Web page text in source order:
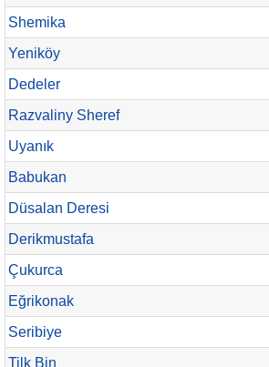
Shemika
Yeniköy
Dedeler
Razvaliny Sheref
Uyanık
Babukan
Düsalan Deresi
Derikmustafa
Çukurca
Eğrikonak
Seribiye
Tilk Bin